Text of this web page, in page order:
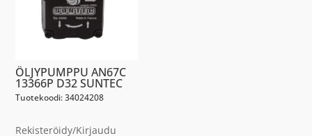
ÖLJYPUMPPU AN67C
13366P D32 SUNTEC
Tuotekoodi: 34024208
Rekisteröidy/Kirjaudu